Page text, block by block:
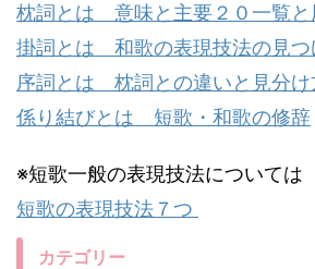
枕詞とは 意味と主要２０一覧と
掛詞とは 和歌の表現技法の見つ
序詞とは 枕詞との違いと見分
係り結びとは 短歌・和歌の修辞
※短歌一般の表現技法については
短歌の表現技法７つ
カテゴリー